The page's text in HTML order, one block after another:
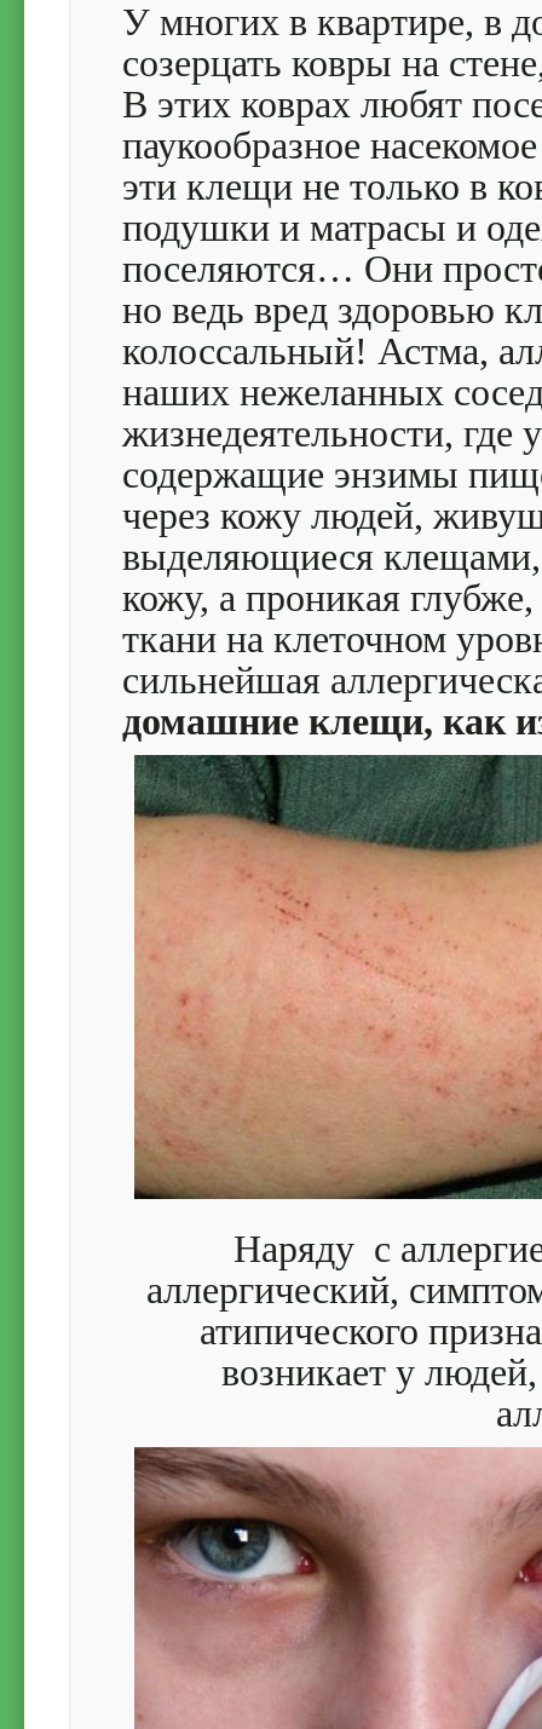
У многих в квартире, в
созерцать ковры на
В этих коврах любят
паукообразное
эти клещи не только в
подушки и матрасы и
поселяются… Они
но ведь вред здоровью
колоссальный! Астма,
наших нежеланных
жизнедеятельности, где
содержащие энзимы
через кожу людей,
выделяющиеся клещами,
кожу, а проникая
ткани на клеточном
сильнейшая
домашние клещи, как
Наряду с
аллергический,
атипического
возникает у